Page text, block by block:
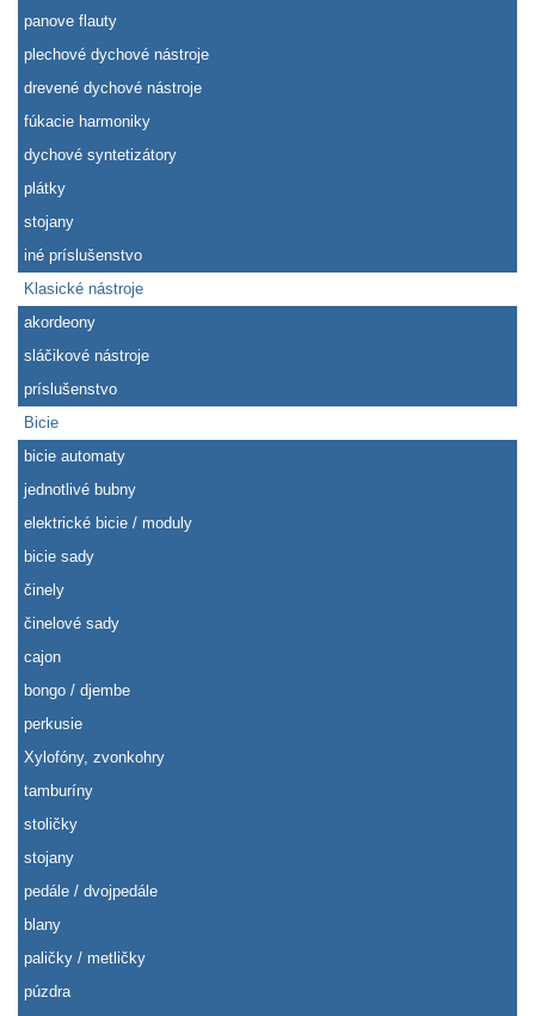
panove flauty
plechové dychové nástroje
drevené dychové nástroje
fúkacie harmoniky
dychové syntetizátory
plátky
stojany
iné príslušenstvo
Klasické nástroje
akordeony
sláčikové nástroje
príslušenstvo
Bicie
bicie automaty
jednotlivé bubny
elektrické bicie / moduly
bicie sady
činely
činelové sady
cajon
bongo / djembe
perkusie
Xylofóny, zvonkohry
tamburíny
stoličky
stojany
pedále / dvojpedále
blany
paličky / metličky
púzdra